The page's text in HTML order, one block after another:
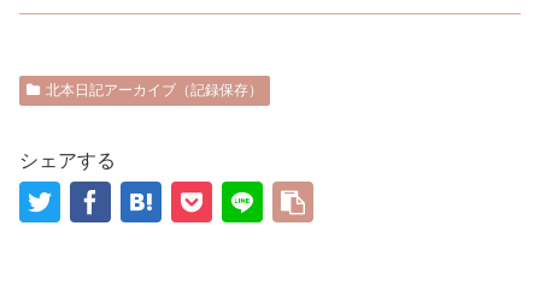
北本日記アーカイブ（記録保存）
シェアする